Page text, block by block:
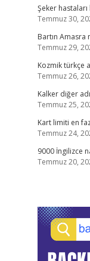
Şeker
Temmuz 30,
Bartın Amasra
Temmuz 29,
Kozmik türkçe
Temmuz 26,
Kalker diğer
Temmuz 25,
Kart limiti en
Temmuz 24,
9000 İngilizce
Temmuz 20,